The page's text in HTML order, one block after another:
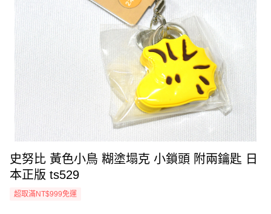
史努比 黃色小鳥 糊塗塌克 小鎖頭 附兩鑰匙 日
本正版 ts529
超取滿NT$999免運